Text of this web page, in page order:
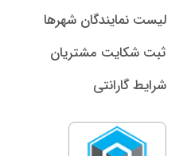
لیست نمایندگان شهرها
ثبت شکایت مشتریان
شرایط گارانتی